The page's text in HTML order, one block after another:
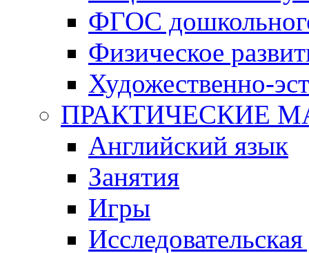
ФГОС
Физическое
Художественно-
ПРАКТИЧЕСКИЕ
Английский язык
Занятия
Игры